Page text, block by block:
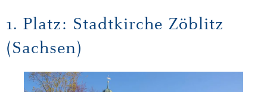
1. Platz: Stadtkirche Zöblitz
(Sachsen)